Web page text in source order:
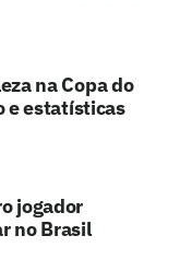
na Copa do
e estatísticas
jogador
no Brasil